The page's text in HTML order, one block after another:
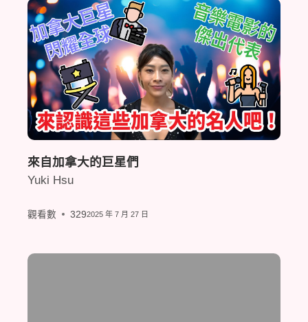
來自加拿大的巨星們
Yuki Hsu
觀看數 3292025 年 7 月 27 日